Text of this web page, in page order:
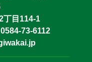
丁目114-1
73-6112